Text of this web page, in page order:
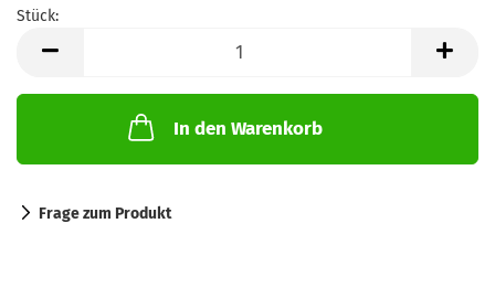
Stück:
In den Warenkorb
Frage zum Produkt